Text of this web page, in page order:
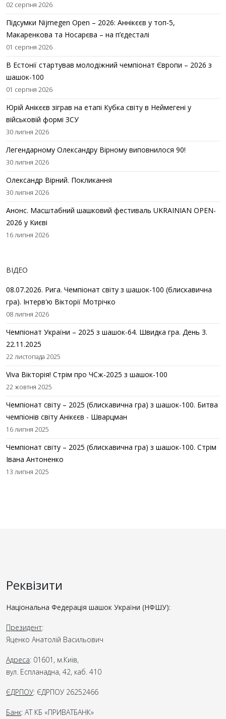
02 серпня 2026
Підсумки Nijmegen Open – 2026: Аннікєєв у топ-5,
Макаренкова та Носарєва – на п’єдесталі
01 серпня 2026
В Естонії стартував молодіжний чемпіонат Європи – 2026 з
шашок-100
01 серпня 2026
Юрій Анікєєв зіграв на етапі Кубка світу в Неймегені у
військовій формі ЗСУ
30 липня 2026
Легендарному Олександру Вірному виповнилося 90!
30 липня 2026
Олександр Вірний. Покликання
30 липня 2026
Анонс. Масштабний шашковий фестиваль UKRAINIAN OPEN-
2026 у Києві
16 липня 2026
ВІДЕО
08.07.2026. Рига. Чемпіонат світу з шашок-100 (блискавична
гра). Інтерв'ю Вікторії Мотрічко
08 липня 2026
Чемпіонат України – 2025 з шашок-64. Швидка гра. День 3.
22.11.2025
22 листопада 2025
Viva Вікторія! Стрім про ЧСж-2025 з шашок-100
22 жовтня 2025
Чемпіонат світу – 2025 (блискавична гра) з шашок-100. Битва
чемпіонів світу Анікєєв - Шварцман
16 липня 2025
Чемпіонат світу – 2025 (блискавична гра) з шашок-100. Стрім
Івана Антоненко
13 липня 2025
Реквізити
Національна Федерація шашок України (НФШУ):
Президент:
Яценко Анатолій Васильович
Адреса: 01601, м.Київ,
вул. Еспланадна, 42, каб. 410
ЄДРПОУ: ЄДРПОУ 26252466
Банк: АТ КБ «ПРИВАТБАНК»